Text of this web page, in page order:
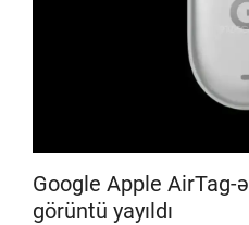
Google Apple AirTag-
görüntü yayıldı